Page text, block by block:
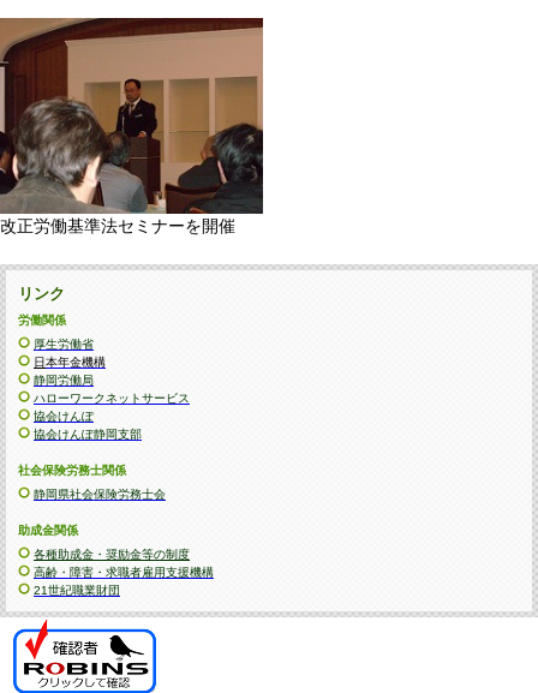
改正労働基準法セミナーを開催
リンク
労働関係
厚生労働省
日本年金機構
静岡労働局
ハローワークネットサービス
協会けんぽ
協会けんぽ静岡支部
社会保険労務士関係
静岡県社会保険労務士会
助成金関係
各種助成金・奨励金等の制度
高齢・障害・求職者雇用支援機構
21世紀職業財団